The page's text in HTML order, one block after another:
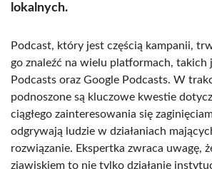
lokalnych.
Podcast, który jest częścią kampanii,
go znaleźć na wielu platformach, takich
Podcasts oraz Google Podcasts. W
podnoszone są kluczowe kwestie
ciągłego zainteresowania się
odgrywają ludzie w działaniach
rozwiązanie. Ekspertka zwraca uwagę,
zjawiskiem to nie tylko działanie